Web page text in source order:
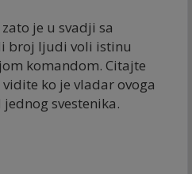
je u svadji sa
broj ljudi voli istinu
komandom. Citajte
ko je vladar ovoga
jednog svestenika.